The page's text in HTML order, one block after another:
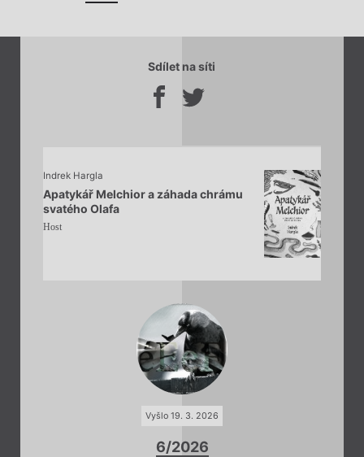
Sdílet na síti
Indrek Hargla
Apatykář Melchior a záhada chrámu
svatého Olafa
Host
Vyšlo 19. 3. 2026
6/2026